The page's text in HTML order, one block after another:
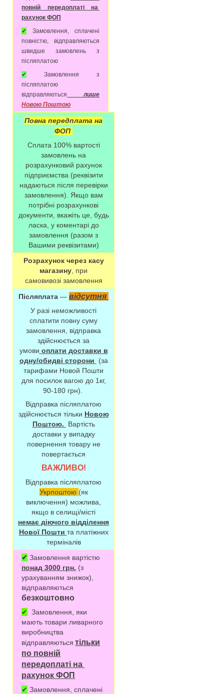
повній передоплаті на
рахунок ФОП
✔ Замовлення, сплачені
повністю, відправляються
швидше замовлень з
післяплатою
✔ Замовлення з
післяплатою
відправляються
лише
Новою Поштою
Повна передплата на
ФОП
Сплата 100% вартості
замовлень на
розрахунковий рахунок
підприємства (реквізити
надаються після перевірки
замовлення). Якщо вам
потрібні розрахункові
документи, вкажіть це, будь
ласка, у коментарі до
замовлення (разом з
Вашими реквізитами)
Розрахунок через касу
магазину , при
самовивозі замовлення
Післяплата — відсутня
У разі неможливості
сплатити повну суму
замовлення, відправка
здійснюється за
умови оплати доставки в
одну/обидві сторони
(за
тарифами Новой Пошти
для посилок вагою до 1кг,
90-180 грн).
Відправка післяплатою
здійснюється тільки Новою
Поштою.
Вартість
доставки у випадку
повернення товару не
повертається
ВАЖЛИВО!
Відправка післяплатою
Укрпоштою (як
виключення) можлива,
якщо в селищі/місті
немає діючого відділення
Нової Пошти та платіжних
терміналів
✔ Замовлення вартістю
понад 3000 грн. (з
урахуванням знижок),
відправляються
безкоштовно
✔
Замовлення, яки
мають товари ливарного
виробництва
відправляються тільки
по повній
передоплаті на
рахунок ФОП
✔ Замовлення, сплачені